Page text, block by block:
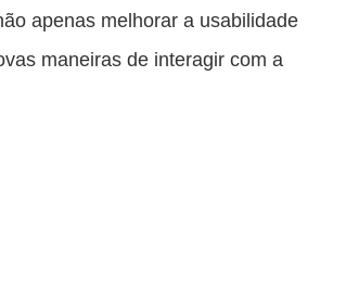
apenas melhorar a usabilidade
maneiras de interagir com a